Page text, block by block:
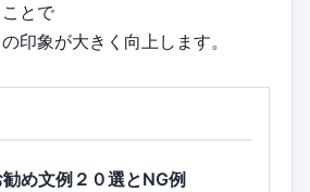
とで
印象が大きく向上します。
め文例２０選とNG例